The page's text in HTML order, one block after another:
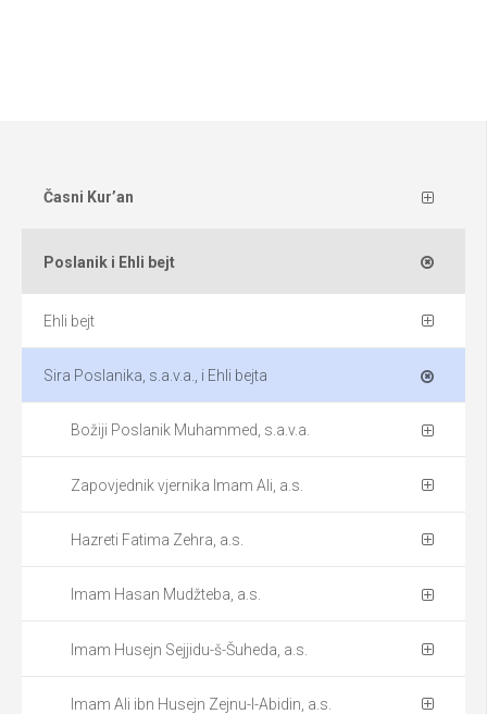
Časni Kur’an
Poslanik i Ehli bejt
Ehli bejt
Sira Poslanika, s.a.v.a., i Ehli bejta
Božiji Poslanik Muhammed, s.a.v.a.
Zapovjednik vjernika Imam Ali, a.s.
Hazreti Fatima Zehra, a.s.
Imam Hasan Mudžteba, a.s.
Imam Husejn Sejjidu-š-Šuheda, a.s.
Imam Ali ibn Husejn Zejnu-l-Abidin, a.s.